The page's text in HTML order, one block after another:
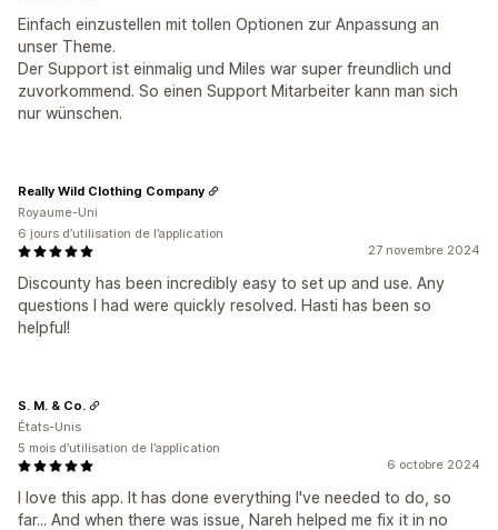
Einfach einzustellen mit tollen Optionen zur Anpassung an
unser Theme.
Der Support ist einmalig und Miles war super freundlich und
zuvorkommend. So einen Support Mitarbeiter kann man sich
nur wünschen.
27 novembre 2024
Discounty has been incredibly easy to set up and use. Any
questions I had were quickly resolved. Hasti has been so
helpful!
Really Wild Clothing Company
Royaume-Uni
6 jours d’utilisation de l’application
6 octobre 2024
I love this app. It has done everything I've needed to do, so
far... And when there was issue, Nareh helped me fix it in no
S. M. & Co.
États-Unis
5 mois d’utilisation de l’application